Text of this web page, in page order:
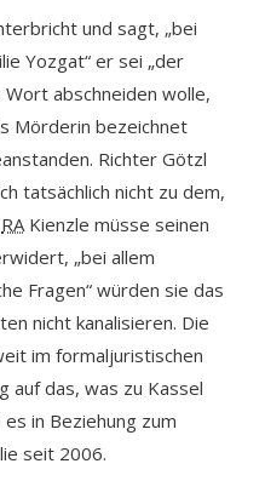
und sagt, „bei
Yozgat“ er sei „der
abschneiden wolle,
Mörderin bezeichnet
Richter Götzl
tatsächlich nicht zu dem,
RAKienzle müsse seinen
„bei allem
Fragen“ würden sie das
nicht kanalisieren. Die
im formaljuristischen
auf das, was zu Kassel
in Beziehung zum
seit 2006.